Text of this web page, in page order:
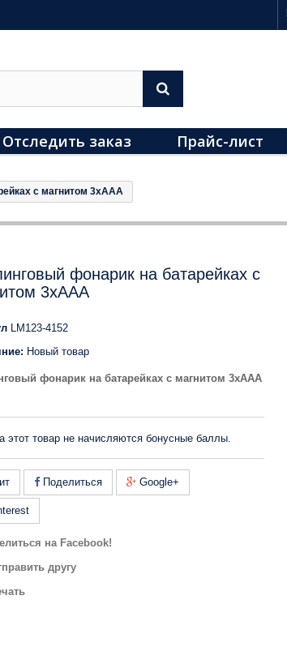
Отследить заказ Прайс-лист
с магнитом 3xAAA
фонарик на батарейках с
3xAAA
LM123-4152
Новый товар
фонарик на батарейках с магнитом 3xAAA
этот товар не начисляются бонусные баллы.
Поделиться Google+
на Facebook!
другу